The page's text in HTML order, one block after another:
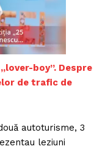
boy”. Despre
de trafic de
autoturisme, 3
leziuni